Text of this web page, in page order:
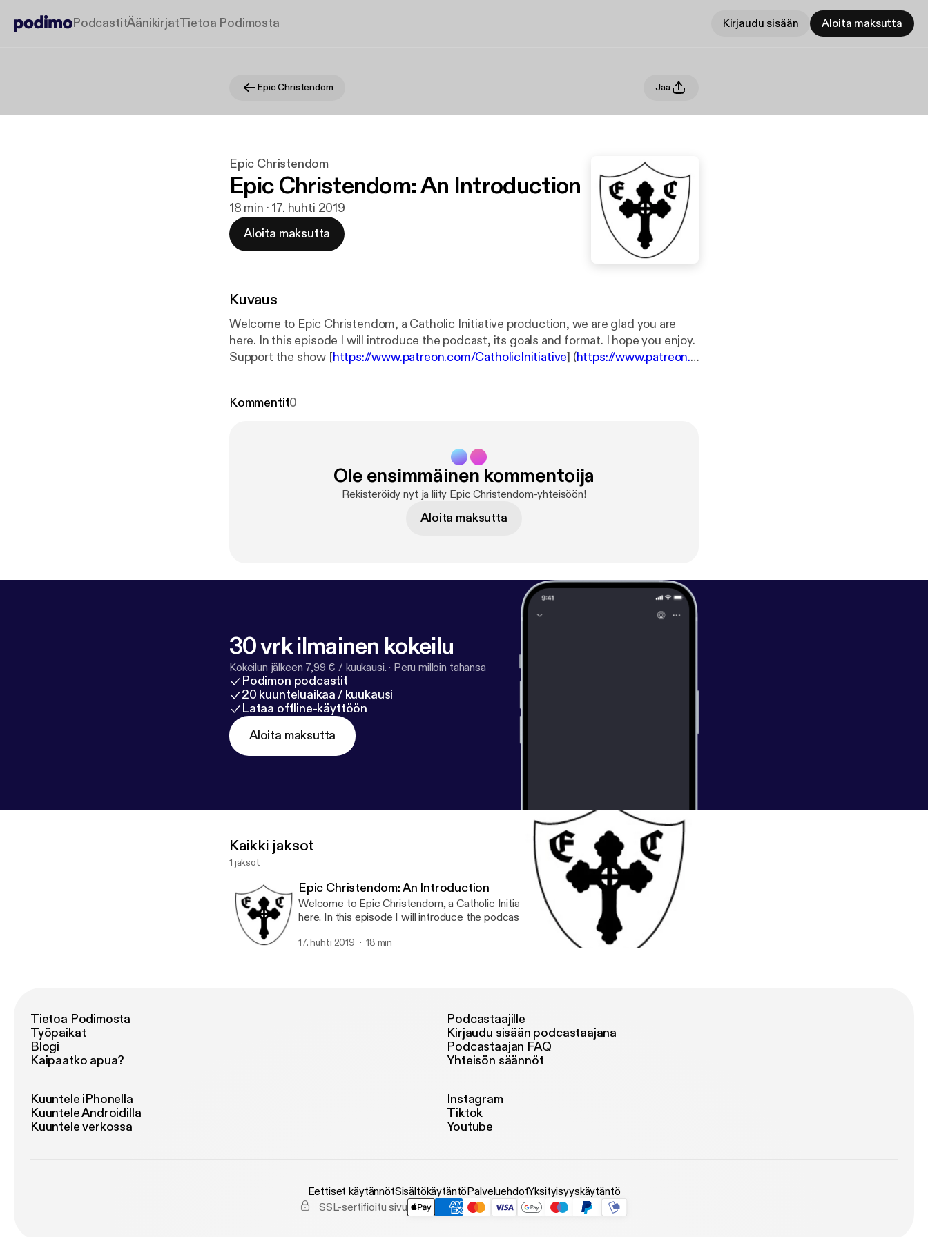
PodcastitÄänikirjatTietoa Podimosta Kirjaudu sisään Aloita maksutta
Epic Christendom Jaa
Epic Christendom
Epic Christendom: An Introduction
18 min · 17. huhti 2019
Aloita maksutta
Kuvaus
Welcome to Epic Christendom, a Catholic Initiative production, we are glad you are
here. In this episode I will introduce the podcast, its goals and format. I hope you enjoy.
Support the show [https://www.patreon.com/CatholicInitiative] (https://www.patreon.c
Kommentit0
Ole ensimmäinen kommentoija
Rekisteröidy nyt ja liity Epic Christendom-yhteisöön!
Aloita maksutta
30 vrk ilmainen kokeilu
Kokeilun jälkeen 7,99 € / kuukausi. · Peru milloin tahansa
Podimon podcastit
20 kuunteluaikaa / kuukausi
Lataa offline-käyttöön
Aloita maksutta
Kaikki jaksot
1 jaksot
Epic Christendom: An Introduction
Welcome to Epic Christendom, a Catholic Initiative production, we are glad you are
here. In this episode I will introduce the podcast, its goals and format. I hope you
(https://www.patreon.com/CatholicInitiative)
17. huhti 2019 18 min
Tietoa Podimosta
Työpaikat
Blogi
Kaipaatko apua?
Podcastaajille
Kirjaudu sisään podcastaajana
Podcastaajan FAQ
Yhteisön säännöt
Kuuntele iPhonella
Kuuntele Androidilla
Kuuntele verkossa
Instagram
Tiktok
Youtube
Eettiset käytännötSisältökäytäntöPalveluehdotYksityisyyskäytäntö
SSL-sertifioitu sivu